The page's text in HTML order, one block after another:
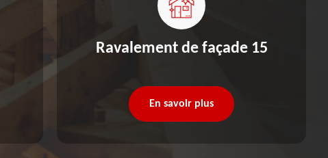
Ravalement de façade 15
En savoir plus